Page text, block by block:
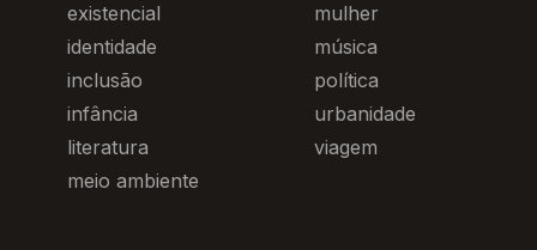
existencial
identidade
inclusão
infância
literatura
meio ambiente
mulher
música
política
urbanidade
viagem